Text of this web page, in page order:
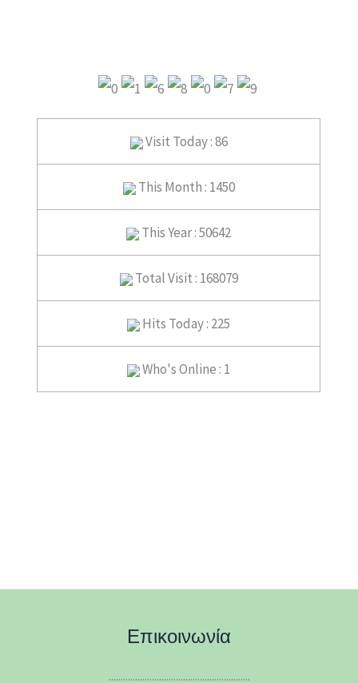
Visit Today : 86
This Month : 1450
This Year : 50642
Total Visit : 168079
Hits Today : 225
Who's Online : 1
Επικοινωνία
...........................................................